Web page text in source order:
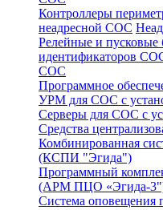
Контроллеры
неадресной СОС
Релейные и
идентификаторов
СОС
Программное
УРМ для СОС с
Серверы для СОС с
Средства
Комбинированная
(КСПИ "Эгида")
Программный
(АРМ ПЦО «Эгида-
Система